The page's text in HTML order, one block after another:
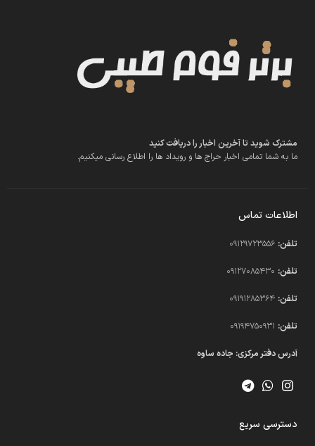
مشترک شوید تا آخرین اخبار را دریافت کنید
ما به شما تمامی اخبار حراج ها و رویداد ها را اطلاع رسانی میکنیم.
اطلاعات تماس
تلفن: 09129723556
تلفن:
تلفن: 09191285364
تلفن:
آدرس دفتر مرکزی: جاده ساوه
دسترسی سریع